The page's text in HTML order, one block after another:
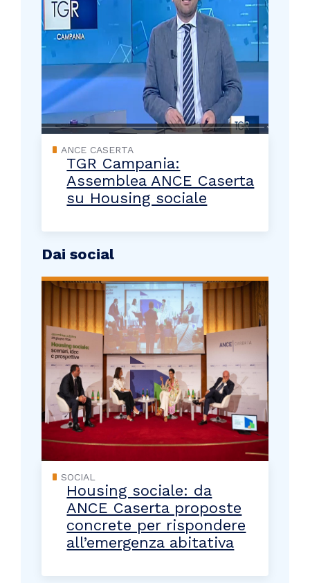
ANCE CASERTA
TGR Campania:
Assemblea ANCE Caserta
su Housing sociale
Dai social
SOCIAL
Housing sociale: da
ANCE Caserta proposte
concrete per rispondere
all’emergenza abitativa